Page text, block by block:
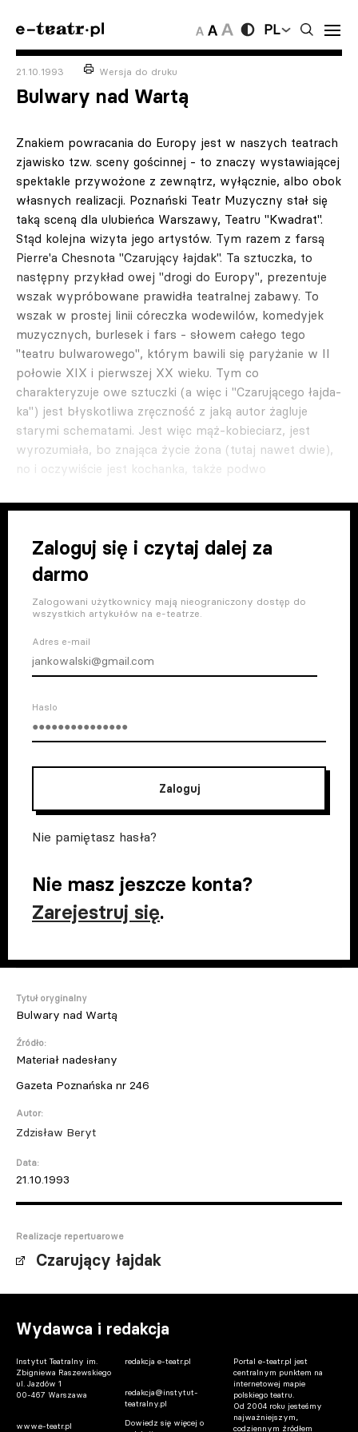
PL
21.10.1993 Wersja do druku
Bulwary nad Wartą
Znakiem powracania do Europy jest w naszych teatrach
zjawisko tzw. sceny gościnnej - to znaczy wystawiającej
spektakle przywożone z zewnątrz, wyłącznie, albo obok
włas­nych realizacji. Poznański Teatr Muzyczny stał się
taką sceną dla ulubieńca Warszawy, Teatru "Kwadrat".
Stąd kolejna wizyta jego artystów. Tym razem z farsą
Pierre'a Chesnota "Czarujący łajdak". Ta sztuczka, to
następny przy­kład owej "drogi do Europy", pre­zentuje
wszak wypróbowane pra­widła teatralnej zabawy. To
wszak w prostej linii córeczka wodewilów, komedyjek
muzycznych, burlesek i fars - słowem całego tego
"teatru bulwarowego", którym bawili się paryżanie w II
połowie XIX i pierw­szej XX wieku. Tym co
charakteryzuje owe sztu­czki (a więc i "Czarującego łajda­
ka") jest błyskotliwa zręczność z jaką autor żagluje
starymi schema­tami. Jest więc mąż-kobieciarz, jest
wyrozumiała, bo znająca życie żona (tutaj nawet dwie),
no i oczywiście jest kochanka, także podwo
Zaloguj się i czytaj dalej za
darmo
Zalogowani użytkownicy mają nieograniczony dostęp do
wszystkich artykułów na e-teatrze.
Adres e-mail
Haslo
Zaloguj
Nie pamiętasz hasła?
Nie masz jeszcze konta?
Zarejestruj się.
Tytuł oryginalny
Bulwary nad Wartą
Źródło:
Materiał nadesłany
Gazeta Poznańska nr 246
Autor:
Zdzisław Beryt
Data:
21.10.1993
Realizacje repertuarowe
Czarujący łajdak
Wydawca i redakcja
Instytut Teatralny im.
Zbigniewa Raszewskiego
ul. Jazdów 1
00-467 Warszawa
www.e-teatr.pl
redakcja e-teatr.pl
redakcja@instytut-
teatralny.pl
Dowiedz się więcej o
Portal e-teatr.pl jest
centralnym punktem na
internetowej mapie
polskiego teatru.
Od 2004 roku jesteśmy
najważniejszym,
codziennym źródłem